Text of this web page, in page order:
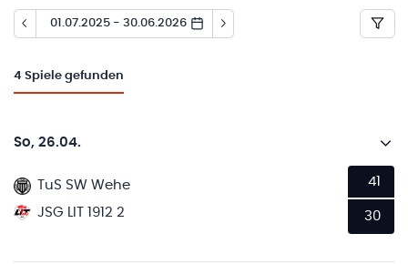
01.07.2025 - 30.06.2026
4 Spiele gefunden
So, 26.04.
TuS SW Wehe
JSG LIT 1912 2
41
30